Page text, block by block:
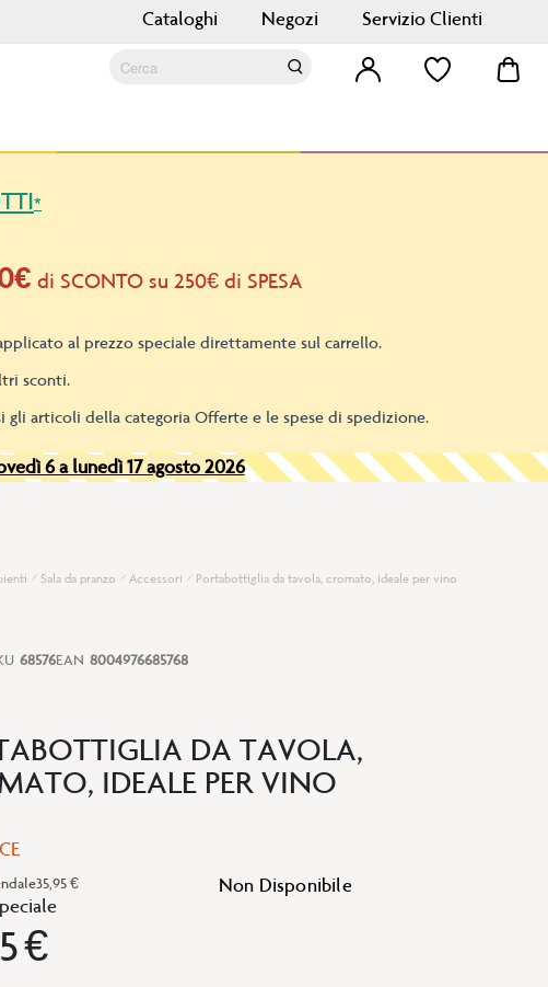
Cataloghi Negozi Servizio Clienti
*
di SCONTO su 250€ di SPESA
al prezzo speciale direttamente sul carrello.
sconti.
articoli della categoria Offerte e le spese di spedizione.
6 a lunedì 17 agosto 2026
DA TAVOLA,
IDEALE PER VINO
Sala da pranzo Accessori Portabottiglia da tavola, cromato, ideale per vino
35,95 €
€
Non Disponibile
68576EAN 8004976685768